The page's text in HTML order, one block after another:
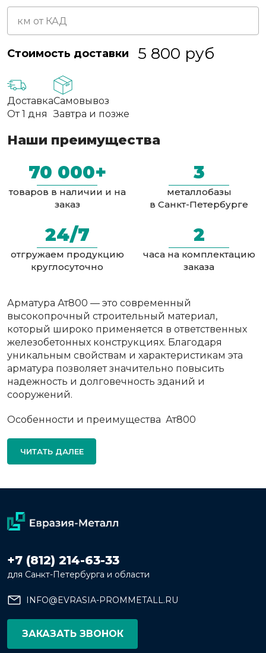
Стоимость доставки 5 800 руб
Доставка
От 1 дня
Самовывоз
Завтра и позже
Наши преимущества
70 000+
товаров в наличии и на
заказ
3
металлобазы
в Санкт-Петербурге
24/7
отгружаем продукцию
круглосуточно
2
часа на комплектацию
заказа
Арматура Ат800 — это современный
высокопрочный строительный материал,
который широко применяется в ответственных
железобетонных конструкциях. Благодаря
уникальным свойствам и характеристикам эта
арматура позволяет значительно повысить
надежность и долговечность зданий и
сооружений.
Особенности и преимущества Ат800
ЧИТАТЬ ДАЛЕЕ
+7 (812) 214-63-33
для Санкт-Петербурга и области
INFO@EVRASIA-PROMMETALL.RU
ЗАКАЗАТЬ ЗВОНОК